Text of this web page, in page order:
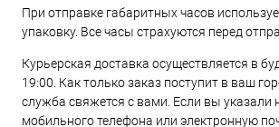
При отправке габаритных часов
упаковку. Все часы страхуются перед
Курьерская доставка осуществляется в
19:00. Как только заказ поступит в ваш
служба свяжется с вами. Если вы указали
мобильного телефона или электронную